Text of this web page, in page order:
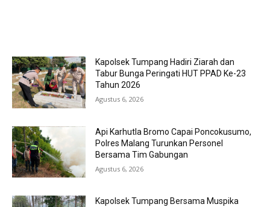
Kapolsek Tumpang Hadiri Ziarah dan
Tabur Bunga Peringati HUT PPAD Ke-23
Tahun 2026
Agustus 6, 2026
Api Karhutla Bromo Capai Poncokusumo,
Polres Malang Turunkan Personel
Bersama Tim Gabungan
Agustus 6, 2026
Kapolsek Tumpang Bersama Muspika